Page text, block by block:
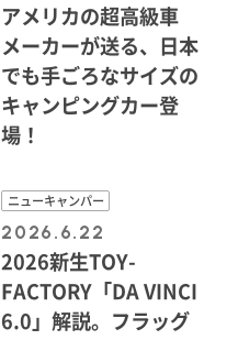
アメリカの超高級車
メーカーが送る、日本
でも手ごろなサイズの
キャンピングカー登
場！
ニューキャンパー
2026.6.22
2026新生TOY-
FACTORY「DA VINCI
6.0」解説。フラッグ